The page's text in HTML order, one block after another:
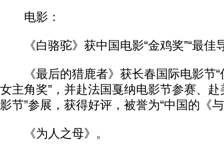
电影：
《白骆驼》获中国电影“金鸡奖”“最佳
《最后的猎鹿者》获长春国际电影节“
女主角奖”，并赴法国戛纳电影节参赛、赴
影节”参展，获得好评，被誉为“中国的《
《为人之母》。